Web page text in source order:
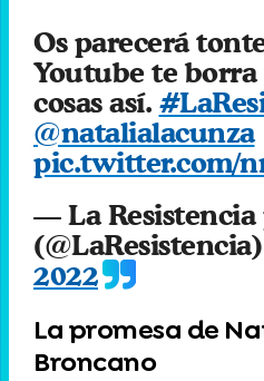
Os parecerá
Youtube te
cosas así.
@natalialacunza
pic.twitter.com/
— La
(@LaResistencia)
2022
La promesa de
Broncano